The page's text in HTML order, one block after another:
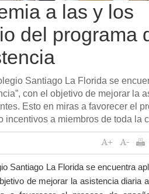
a las y los
del programa
Santiago La Florida se
con el objetivo de mejorar la
Esto en miras a favorecer el
a miembros de toda la
Santiago La Florida se encuentra
de mejorar la asistencia diaria